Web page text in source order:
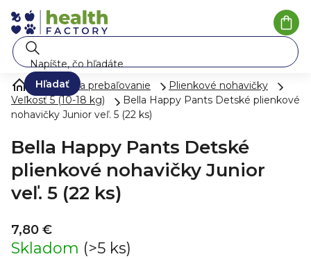
Prejsť
na
obsah
Hľadať
Plienky a prebaľovanie
Plienkové nohavičky
Veľkosť 5 (10-18 kg)
Bella Happy Pants Detské plienkové
nohavičky Junior veľ. 5 (22 ks)
Bella Happy Pants Detské
plienkové nohavičky Junior
veľ. 5 (22 ks)
7,80 €
Skladom (>5 ks)